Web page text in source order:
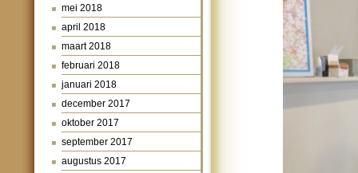
mei 2018
april 2018
maart 2018
februari 2018
januari 2018
december 2017
oktober 2017
september 2017
augustus 2017